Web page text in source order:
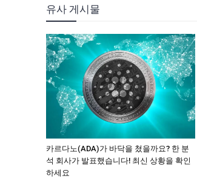
유사 게시물
카르다노(ADA)가 바닥을 쳤을까요? 한 분
석 회사가 발표했습니다! 최신 상황을 확인
하세요